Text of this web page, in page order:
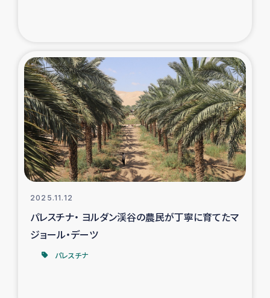
デニヤヤ小規模紅茶農家支援
コーヒー生産者支援
アイナロ県マウベシ郡でのコーヒー畑改善事業
ベイルート大規模爆発被災者支援
女性の生計向上支援
アグロフォレストリー（カカオ）事業
2025.11.12
パレスチナ・ ヨルダン渓谷の農民が丁寧に育てたマ
ジョール・デーツ
パレスチナ